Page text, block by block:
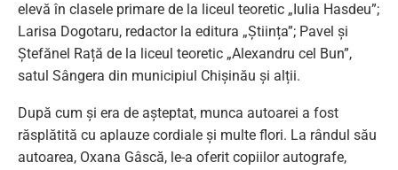
elevă în clasele primare de la liceul teoretic „Iulia Hasdeu”;
Larisa Dogotaru, redactor la editura „Știința”; Pavel și
Ștefănel Rață de la liceul teoretic „Alexandru cel Bun”,
satul Sângera din municipiul Chișinău și alții.
După cum și era de așteptat, munca autoarei a fost
răsplătită cu aplauze cordiale și multe flori. La rândul său
autoarea, Oxana Gâscă, le-a oferit copiilor autografe,